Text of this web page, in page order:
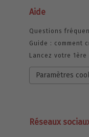
Aide
Questions
Guide : comment
Lancez votre
Paramètres
Réseaux